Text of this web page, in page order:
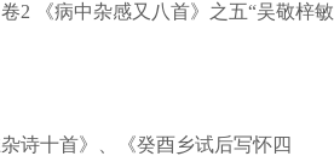
《病中杂感又八首》之五“吴敬梓敏
诗十首》、《癸酉乡试后写怀四